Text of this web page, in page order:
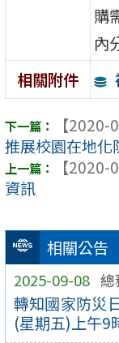
相關公告
2025-09-08 總
轉知國家防災
(星期五)上午9
購
內
相關附件
【2020-
推展校園在地化
【2020-
資訊